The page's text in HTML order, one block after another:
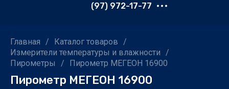
(97) 972-17-77
Главная / Каталог товаров /
Измерители температуры и влажности /
Пирометры
/ Пирометр МЕГЕОН 16900
Пирометр МЕГЕОН 16900